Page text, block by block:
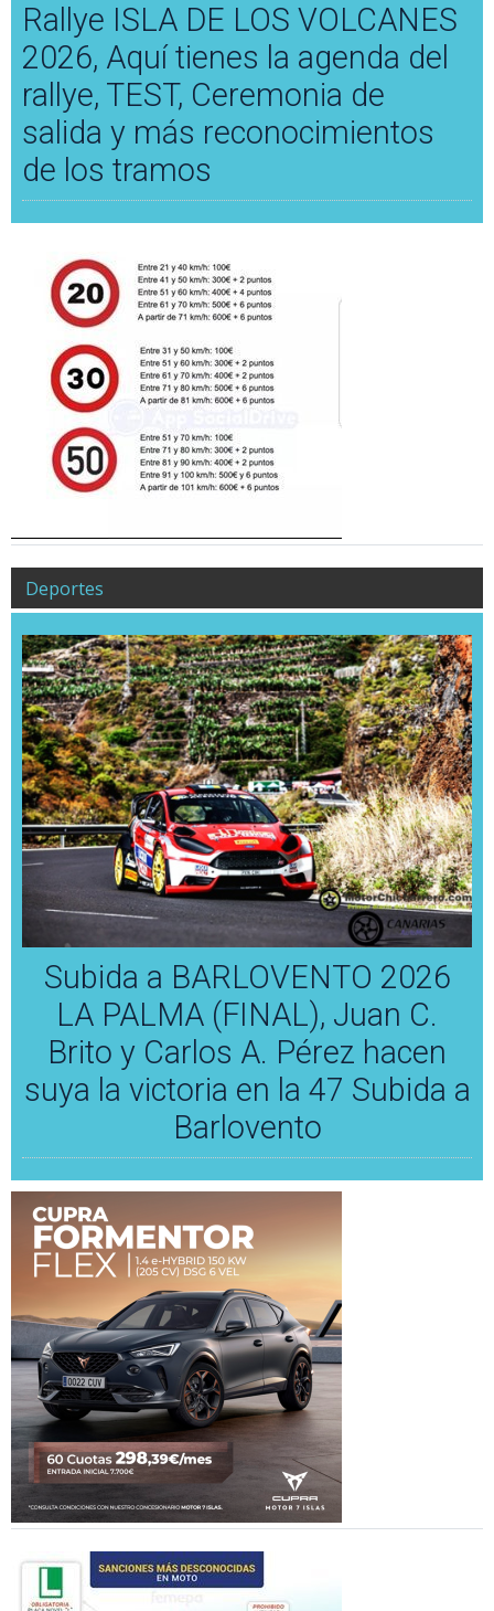
Rallye ISLA DE LOS VOLCANES
2026, Aquí tienes la agenda del
rallye, TEST, Ceremonia de
salida y más reconocimientos
de los tramos
Deportes
Subida a BARLOVENTO 2026
LA PALMA (FINAL), Juan C.
Brito y Carlos A. Pérez hacen
suya la victoria en la 47 Subida a
Barlovento